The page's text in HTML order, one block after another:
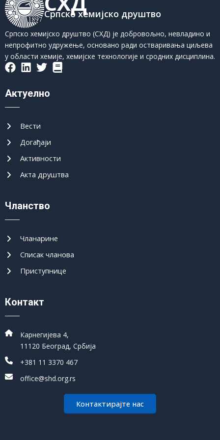
Српско хемијско друштво
Српско хемијско друштво (СХД) је добровољно, невладино и
непрофитно удружење, основано ради остваривања циљева
у области хемије, хемијске технологије и сродних дисциплина.
Актуелно
Вести
Догађаји
Активности
Акта друштва
Чланство
Чланарине
Списак чланова
Приступнице
Контакт
Карнегијева 4,
11120 Београд, Србија
+381 11 3370 467
office@shd.org.rs
Контактирајте нас